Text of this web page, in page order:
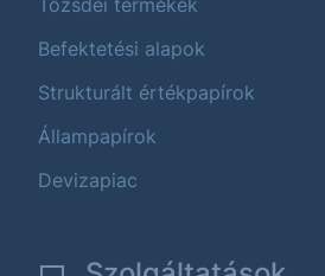
Tőzsdei termékek
Befektetési alapok
Strukturált értékpapírok
Állampapírok
Devizapiac